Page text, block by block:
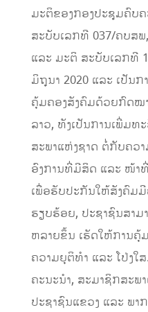
ມະຕິຂອງກອງປະຊຸມຄົບ
ສະບັບເລກທີ 037/ຄບສ
ແລະ ມະຕິ ສະບັບເລກທີ
ມິຖຸນາ 2020 ແລະ ເປັນກ
ຄຸ້ມຄອງສັງຄົມດ້ວຍກົດໝ
ລາວ, ທັງເປັນການເພີ່ມທ
ສະພາແຫ່ງຊາດ ຕໍ່ກັບຄວ
ອົງການທີ່ມີສິດ ແລະ ໜ້າ
ເພື່ອຮັບປະກັນໃຫ້ສັງຄົມ
ຮຽບຮ້ອຍ, ປະຊາຊົນສາມ
ຫລາຍຂຶ້ນ ເຮັດໃຫ້ການຄຸ້
ຄວາມຍຸຕິທຳ ແລະ ໂປ່ງໃ
ຄະນະນຳ, ສະມາຊິກສະພ
ປະຊາຊົນແຂວງ ແລະ ພ